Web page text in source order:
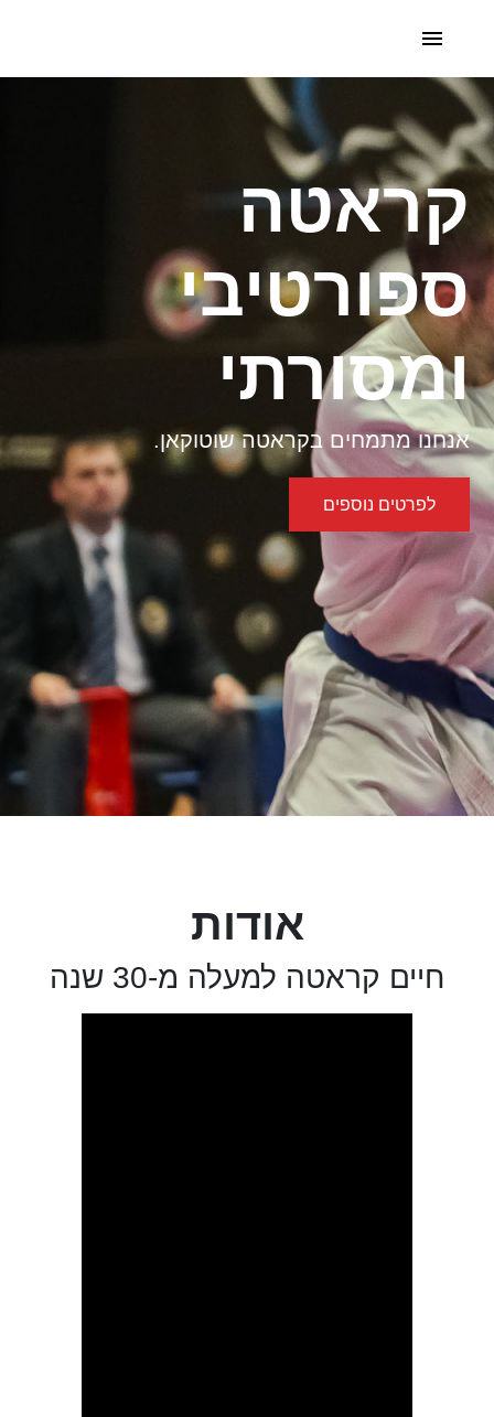
קראטה
ספורטיבי
ומסורתי
אנחנו מתמחים בקראטה שוטוקאן.
לפרטים נוספים
אודות
חיים קראטה למעלה מ-30 שנה